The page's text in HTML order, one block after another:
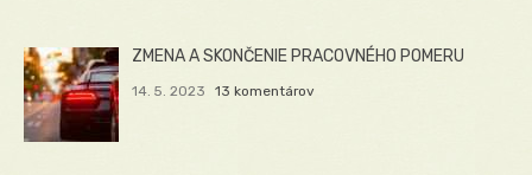
ZMENA A SKONČENIE PRACOVNÉHO POMERU
14. 5. 2023 13 komentárov